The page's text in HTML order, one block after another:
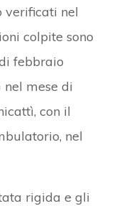
verificati nel
colpite sono
febbraio
nel mese di
con il
nel
rigida e gli